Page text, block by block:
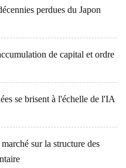
perdues du Japon
de capital et ordre
se brisent à l'échelle de l'IA
sur la structure des